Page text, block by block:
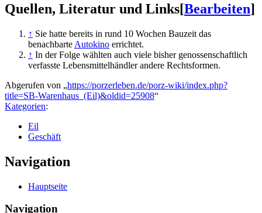
Quellen, Literatur und Links[Bearbeiten]
↑ Sie hatte bereits in rund 10 Wochen Bauzeit das
benachbarte Autokino errichtet.
↑ In der Folge wählten auch viele bisher genossenschaftlich
verfasste Lebensmittelhändler andere Rechtsformen.
Abgerufen von „https://porzerleben.de/porz-wiki/index.php?
title=SB-Warenhaus_(Eil)&oldid=25908“
Kategorien:
Eil
Geschäft
Navigation
Hauptseite
Navigation